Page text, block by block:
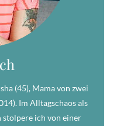
(45), Mama von zwei
Im Alltagschaos als
stolpere ich von einer